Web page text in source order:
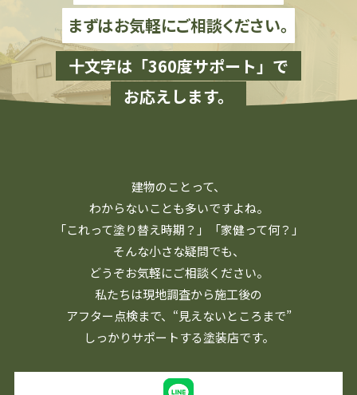
まずはお気軽にご相談ください。
十文字は「360度サポート」で
お応えします。
建物のことって、
わからないことも多いですよね。
「これって塗り替え時期？」「家健って何？」
そんな小さな疑問でも、
どうぞお気軽にご相談ください。
私たちは現地調査から施工後の
アフター点検まで、 “見えないところまで”
しっかりサポートする塗装店です。